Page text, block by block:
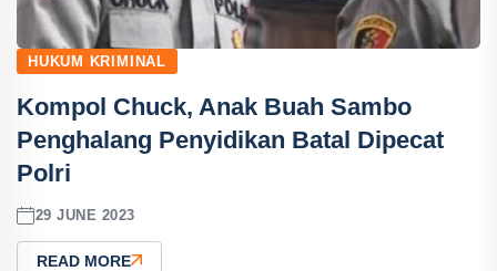
HUKUM KRIMINAL
Kompol Chuck, Anak Buah Sambo
Penghalang Penyidikan Batal Dipecat
Polri
29 JUNE 2023
READ MORE